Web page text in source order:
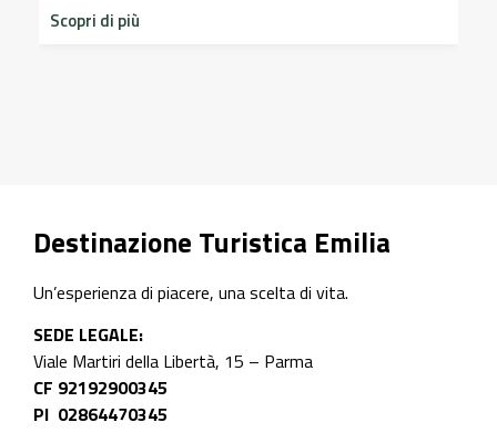
Scopri di più
Destinazione Turistica Emilia
Un’esperienza di piacere, una scelta di vita.
SEDE LEGALE:
Viale Martiri della Libertà, 15 – Parma
CF 92192900345
PI 02864470345